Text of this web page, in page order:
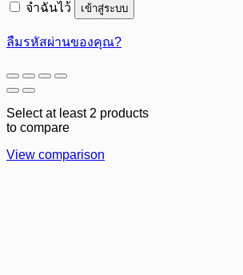
จำฉันไว้ เข้าสู่ระบบ
ลืมรหัสผ่านของคุณ?
Select at least 2 products
to compare
View comparison